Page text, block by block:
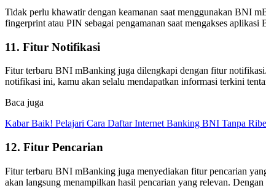
Tidak perlu khawatir dengan keamanan saat menggunakan BNI
fingerprint atau PIN sebagai pengamanan saat mengakses
11. Fitur Notifikasi
Fitur terbaru BNI mBanking juga dilengkapi dengan fitur
notifikasi ini, kamu akan selalu mendapatkan informasi terkini
Baca juga
Kabar Baik! Pelajari Cara Daftar Internet Banking BNI Tanpa
12. Fitur Pencarian
Fitur terbaru BNI mBanking juga menyediakan fitur pencarian
akan langsung menampilkan hasil pencarian yang relevan.